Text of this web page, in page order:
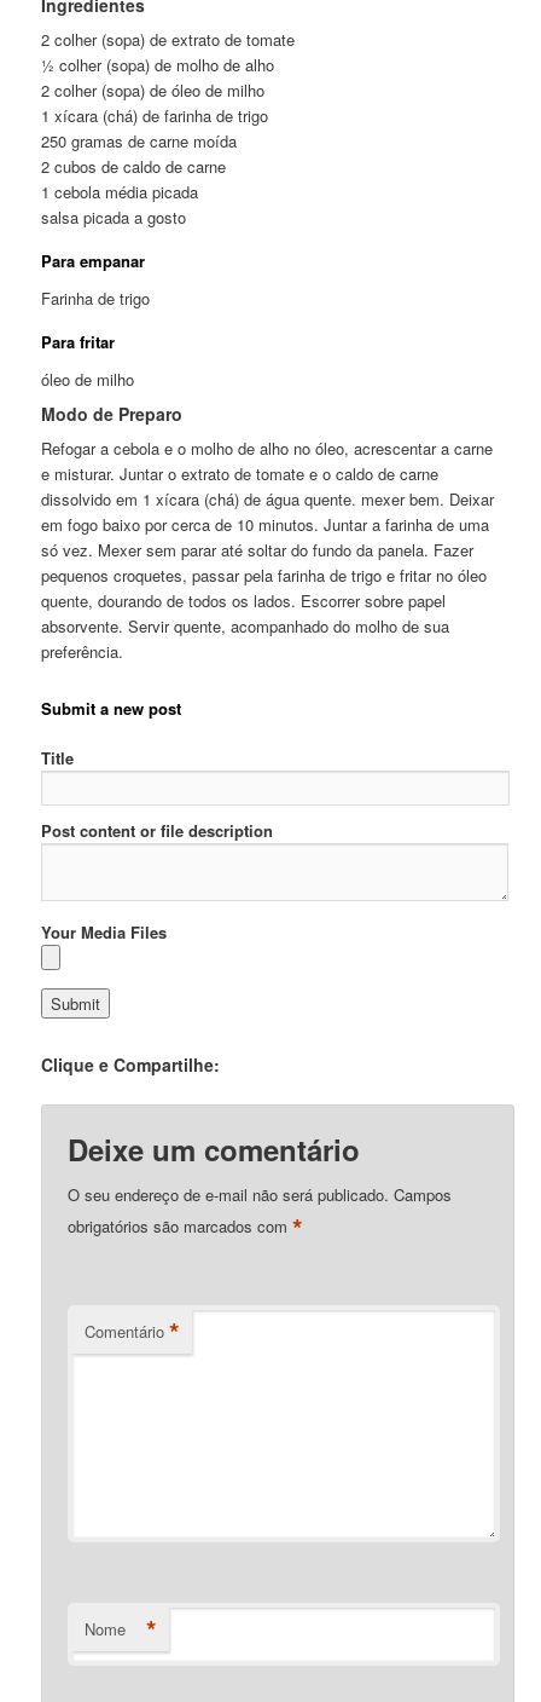
Ingredientes
2 colher (sopa) de extrato de tomate
½ colher (sopa) de molho de alho
2 colher (sopa) de óleo de milho
1 xícara (chá) de farinha de trigo
250 gramas de carne moída
2 cubos de caldo de carne
1 cebola média picada
salsa picada a gosto
Para empanar
Farinha de trigo
Para fritar
óleo de milho
Modo de Preparo
Refogar a cebola e o molho de alho no óleo, acrescentar a carne
e misturar. Juntar o extrato de tomate e o caldo de carne
dissolvido em 1 xícara (chá) de água quente. mexer bem. Deixar
em fogo baixo por cerca de 10 minutos. Juntar a farinha de uma
só vez. Mexer sem parar até soltar do fundo da panela. Fazer
pequenos croquetes, passar pela farinha de trigo e fritar no óleo
quente, dourando de todos os lados. Escorrer sobre papel
absorvente. Servir quente, acompanhado do molho de sua
preferência.
Submit a new post
Title
Post content or file description
Your Media Files
Clique e Compartilhe:
Deixe um comentário
O seu endereço de e-mail não será publicado. Campos
obrigatórios são marcados com*
Comentário *
Nome *